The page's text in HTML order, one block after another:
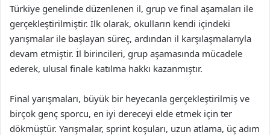
Türkiye genelinde düzenlenen il, grup ve final aşamaları ile
gerçekleştirilmiştir. İlk olarak, okulların kendi içindeki
yarışmalar ile başlayan süreç, ardından il karşılaşmalarıyla
devam etmiştir. İl birincileri, grup aşamasında mücadele
ederek, ulusal finale katılma hakkı kazanmıştır.
Final yarışmaları, büyük bir heyecanla gerçekleştirilmiş ve
birçok genç sporcu, en iyi dereceyi elde etmek için ter
dökmüştür. Yarışmalar, sprint koşuları, uzun atlama, üç adım